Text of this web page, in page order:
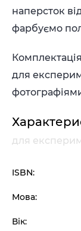
наперсток
фарбуємо
для
для
ISBN:
Мова:
Вік: